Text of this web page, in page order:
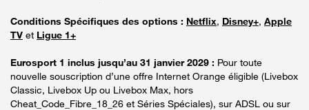
Conditions Spécifiques des options : Netflix, Disney+, Apple
TV et Ligue 1+
Eurosport 1 inclus jusqu’au 31 janvier 2029 : Pour toute
nouvelle souscription d’une offre Internet Orange éligible (Livebox
Classic, Livebox Up ou Livebox Max, hors
Cheat_Code_Fibre_18_26 et Séries Spéciales), sur ADSL ou sur